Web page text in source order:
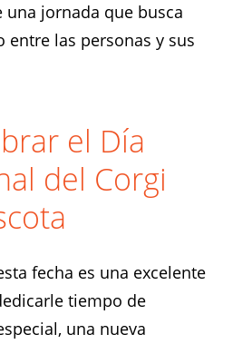
una jornada que busca
las personas y sus
el Día
del Corgi
fecha es una excelente
tiempo de
una nueva